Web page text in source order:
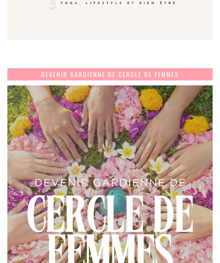
DEVENIR GARDIENNE DE CERCLE DE FEMMES